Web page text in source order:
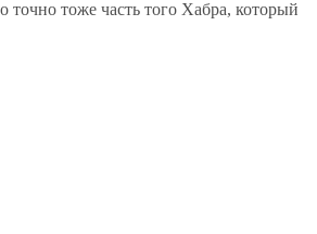
тоже часть того Хабра, который